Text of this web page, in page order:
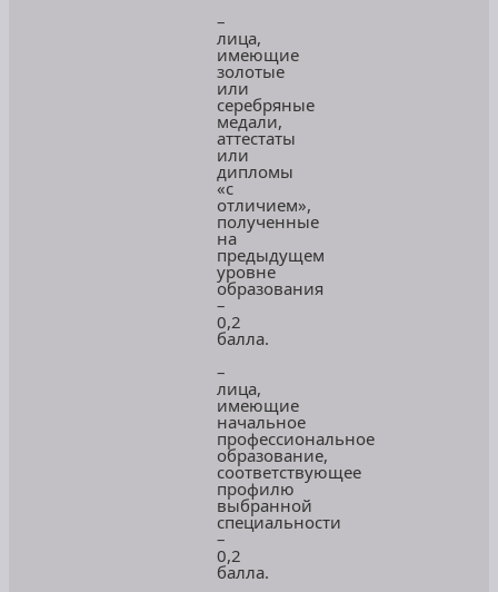
–
лица,
имеющие
золотые
или
серебряные
медали,
аттестаты
или
дипломы
«с
отличием»,
полученные
на
предыдущем
уровне
образования
–
0,2
балла.
–
лица,
имеющие
начальное
профессиональное
образование,
соответствующее
профилю
выбранной
специальности
–
0,2
балла.